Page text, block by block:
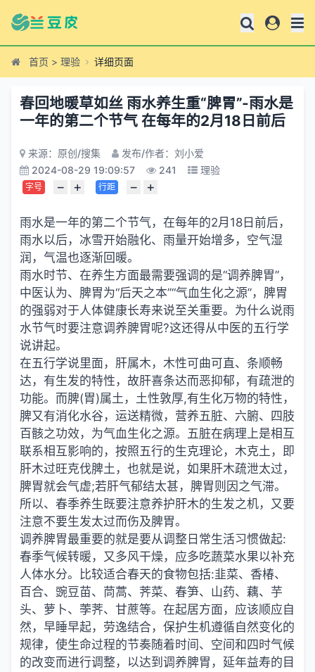
首页 > 理验 详细页面
春回地暖草如丝 雨水养生重“脾胃”-​雨水是
一年的第二个节气 在每年的2月18日前后
来源：原创/搜集
发布/作者：刘小爱
2024-08-29 19:09:57
241 理验
字号 − + 行距 − +
雨水是一年的第二个节气，在每年的2月18日前后，
雨水以后，冰雪开始融化、雨量开始增多，空气湿
润，气温也逐渐回暖。
雨水时节、在养生方面最需要强调的是“调养脾胃”，
中医认为、脾胃为“后天之本”“气血生化之源”，脾胃
的强弱对于人体健康长寿来说至关重要。为什么说雨
水节气时要注意调养脾胃呢?这还得从中医的五行学
说讲起。
在五行学说里面，肝属木，木性可曲可直、条顺畅
达，有生发的特性，故肝喜条达而恶抑郁，有疏泄的
功能。而脾(胃)属土，土性敦厚,有生化万物的特性，
脾又有消化水谷，运送精微，营养五脏、六腑、四肢
百骸之功效，为气血生化之源。五脏在病理上是相互
联系相互影响的，按照五行的生克理论，木克土，即
肝木过旺克伐脾土，也就是说，如果肝木疏泄太过，
脾胃就会气虚;若肝气郁结太甚，脾胃则因之气滞。
所以、春季养生既要注意养护肝木的生发之机，又要
注意不要生发太过而伤及脾胃。
调养脾胃最重要的就是要从调整日常生活习惯做起:
春季气候转暖，又多风干燥，应多吃蔬菜水果以补充
人体水分。比较适合春天的食物包括:韭菜、香椿、
百合、豌豆苗、茼蒿、荠菜、春笋、山药、藕、芋
头、萝卜、荸荠、甘蔗等。在起居方面，应该顺应自
然，早睡早起，劳逸结合，保护生机遵循自然变化的
规律，使生命过程的节奏随着时间、空间和四时气候
的改变而进行调整，以达到调养脾胃，延年益寿的目